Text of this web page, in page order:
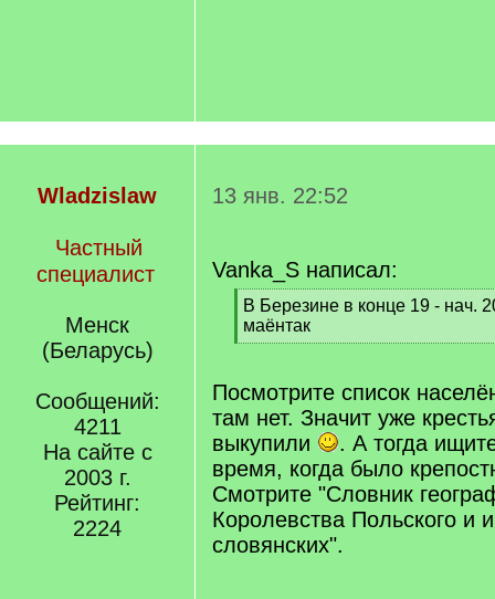
Wladzislaw
Частный
специалист
Менск
(Беларусь)
Сообщений:
4211
На сайте с
2003 г.
Рейтинг:
2224
13 янв. 22:52
Vanka_S написал:
[
q
]
В Березине в конце 19 - нач.
маёнтак
[
q
]
Посмотрите список
там нет. Значит уже
выкупили
. А тогда
время, когда было
Смотрите "Словник
Королевства Польского и
словянских".